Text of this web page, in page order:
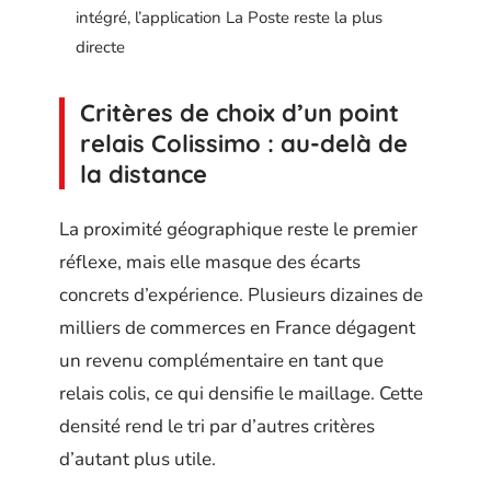
intégré, l’application La Poste reste la plus
directe
Critères de choix d’un point
relais Colissimo : au-delà de
la distance
La proximité géographique reste le premier
réflexe, mais elle masque des écarts
concrets d’expérience. Plusieurs dizaines de
milliers de commerces en France dégagent
un revenu complémentaire en tant que
relais colis, ce qui densifie le maillage. Cette
densité rend le tri par d’autres critères
d’autant plus utile.